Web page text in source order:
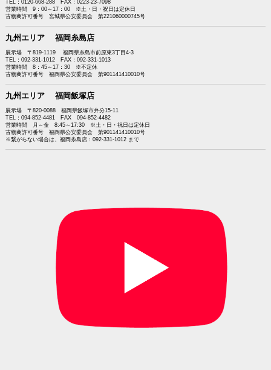
TEL：0120-668-288 FAX：0223-23-7098
営業時間 9：00～17：00 ※土・日・祝日は定休日
古物商許可番号 宮城県公安委員会 第221060000745号
九州エリア 福岡糸島店
展示場 〒819-1119 福岡県糸島市前原東3丁目4-3
TEL：092-331-1012 FAX：092-331-1013
営業時間 8：45～17：30 ※不定休
古物商許可番号 福岡県公安委員会 第901141410010号
九州エリア 福岡飯塚店
展示場 〒820-0088 福岡県飯塚市弁分15-11
TEL：094-852-4481 FAX 094-852-4482
営業時間 月～金 8:45～17:30 ※土・日・祝日は定休日
古物商許可番号 福岡県公安委員会 第901141410010号
※繋がらない場合は、福岡糸島店：092-331-1012 まで